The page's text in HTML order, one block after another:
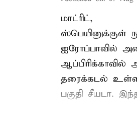
மாட்ரிட்,
ஸ்பெயினுக்குள்
ஐரோப்பாவில்
தரைக்கடல்
பகுதி சீயடா.